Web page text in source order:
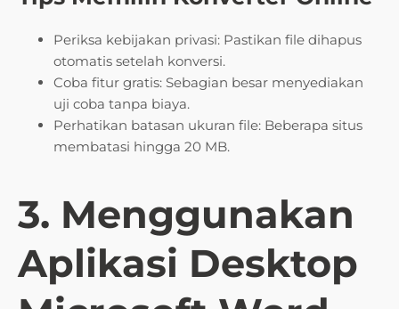
Periksa kebijakan privasi: Pastikan file dihapus
otomatis setelah konversi.
Coba fitur gratis: Sebagian besar menyediakan
uji coba tanpa biaya.
Perhatikan batasan ukuran file: Beberapa situs
membatasi hingga 20 MB.
3. Menggunakan
Aplikasi Desktop